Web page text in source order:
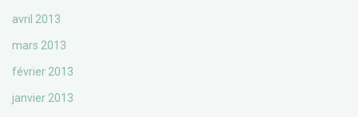
avril 2013
mars 2013
février 2013
janvier 2013